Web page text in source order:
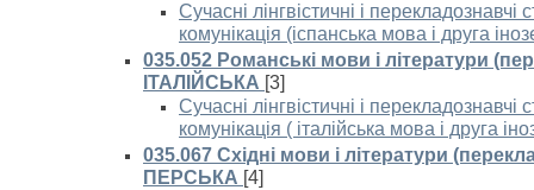
Сучасні лінгвістичні і перекладознавчі
комунікація (іспанська мова і друга
035.052 Романські мови і літератури
ІТАЛІЙСЬКА [3]
Сучасні лінгвістичні і перекладознавчі
комунікація ( італійська мова і друга
035.067 Східні мови і літератури
ПЕРСЬКА [4]